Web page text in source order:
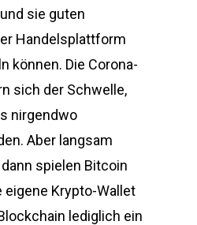
sie guten
Handelsplattform
können. Die Corona-
sich der Schwelle,
nirgendwo
Aber langsam
spielen Bitcoin
eigene Krypto-Wallet
lediglich ein